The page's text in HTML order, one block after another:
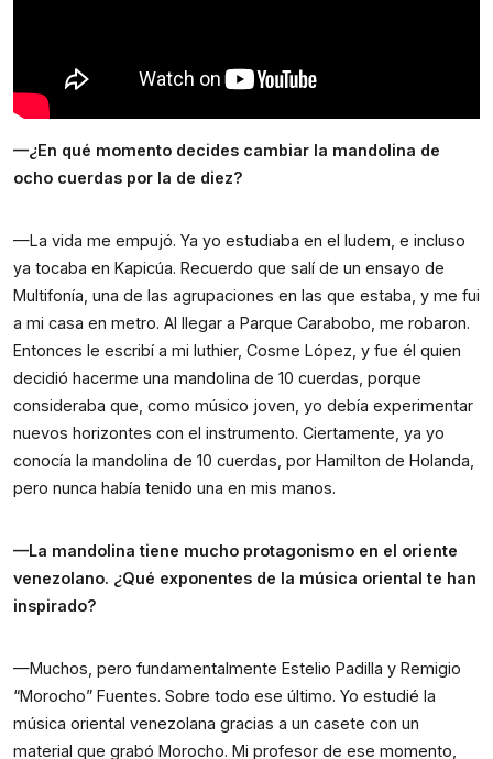
—¿En qué momento decides cambiar la mandolina de
ocho cuerdas por la de diez?
—La vida me empujó. Ya yo estudiaba en el Iudem, e incluso
ya tocaba en Kapicúa. Recuerdo que salí de un ensayo de
Multifonía, una de las agrupaciones en las que estaba, y me fui
a mi casa en metro. Al llegar a Parque Carabobo, me robaron.
Entonces le escribí a mi luthier, Cosme López, y fue él quien
decidió hacerme una mandolina de 10 cuerdas, porque
consideraba que, como músico joven, yo debía experimentar
nuevos horizontes con el instrumento. Ciertamente, ya yo
conocía la mandolina de 10 cuerdas, por Hamilton de Holanda,
pero nunca había tenido una en mis manos.
—La mandolina tiene mucho protagonismo en el oriente
venezolano. ¿Qué exponentes de la música oriental te han
inspirado?
—Muchos, pero fundamentalmente Estelio Padilla y Remigio
“Morocho” Fuentes. Sobre todo ese último. Yo estudié la
música oriental venezolana gracias a un casete con un
material que grabó Morocho. Mi profesor de ese momento,